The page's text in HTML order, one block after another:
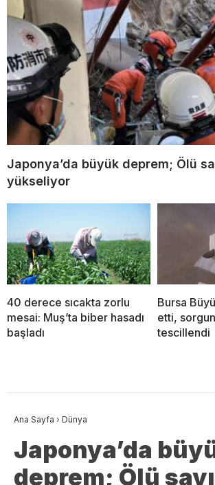
Japonya’da büyük deprem; Ölü
yükseliyor
40 derece sıcakta zorlu
mesai: Muş’ta biber hasadı
başladı
Bursa
etti,
tescillendi
Ana Sayfa › Dünya
Japonya’da
deprem; Ölü